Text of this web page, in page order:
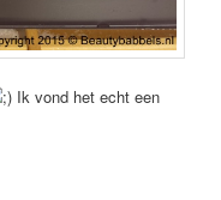
Ik vond het echt een